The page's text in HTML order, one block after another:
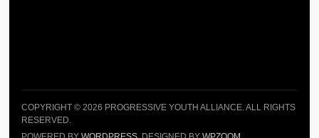
COPYRIGHT © 2026 PROGRESSIVE YOUTH ALLIANCE. ALL RIGHTS
RESERVED.